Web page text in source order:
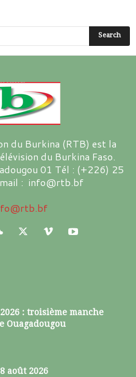
du Burkina (RTB) est la
du Burkina Faso.
01 Tél : (+226) 25
: info@rtb.bf
: troisième manche
Ouagadougou
août 2026